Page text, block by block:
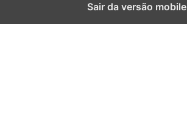
Sair da versão mobile